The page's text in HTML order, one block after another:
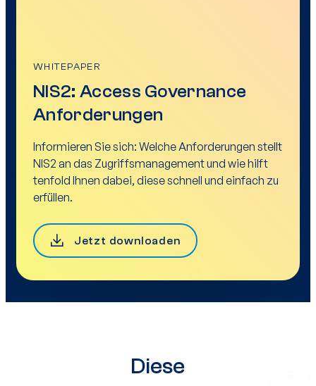
WHITEPAPER
NIS2: Access Governance
Anforderungen
Informieren Sie sich: Welche Anforderungen stellt
NIS2 an das Zugriffsmanagement und wie hilft
tenfold Ihnen dabei, diese schnell und einfach zu
erfüllen.
Jetzt downloaden
Diese